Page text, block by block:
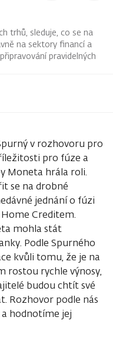
trhů, sleduje, co se na
na sektory financí a
pravidelných
v rozhovoru pro
pro fúze a
Moneta hrála roli.
se na drobné
jednání o fúzi
Creditem.
mohla stát
Podle Spurného
kvůli tomu, že je na
rostou rychle výnosy,
budou chtít své
Rozhovor podle nás
hodnotíme jej